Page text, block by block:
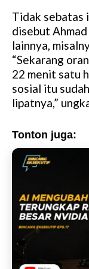
Tidak sebatas
disebut
lainnya,
“Sekarang
22 menit satu
sosial itu
lipatnya,”
Tonton juga: